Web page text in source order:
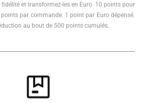
et transformez-les en Euro. 10 points pour
par commande. 1 point par Euro dépensé.
au bout de 500 points cumulés.